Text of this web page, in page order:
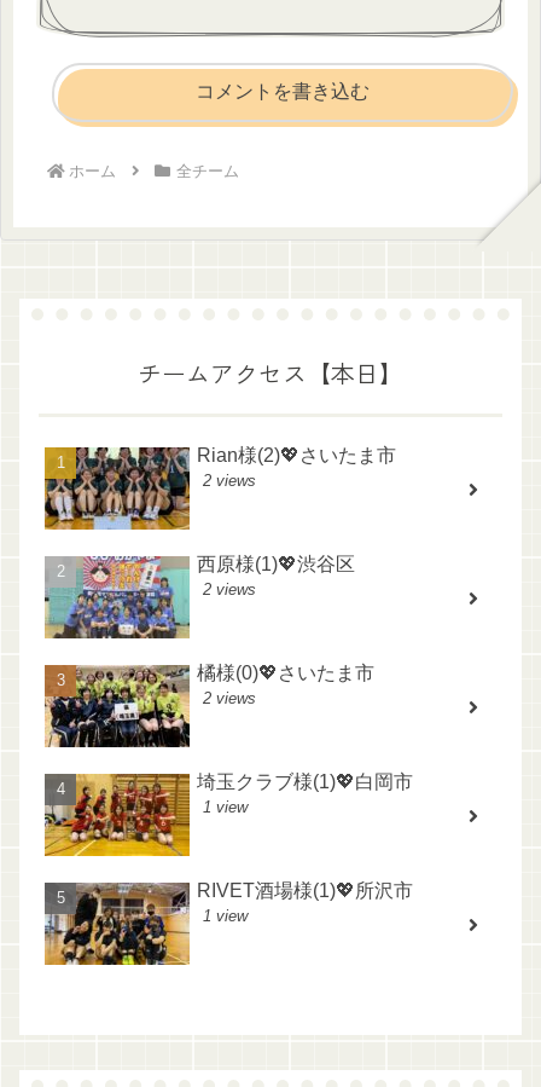
コメントを書き込む
ホーム 全チーム
チームアクセス【本日】
Rian様(2)💖さいたま市
2 views
西原様(1)💖渋谷区
2 views
橘様(0)💖さいたま市
2 views
埼玉クラブ様(1)💖白岡市
1 view
RIVET酒場様(1)💖所沢市
1 view